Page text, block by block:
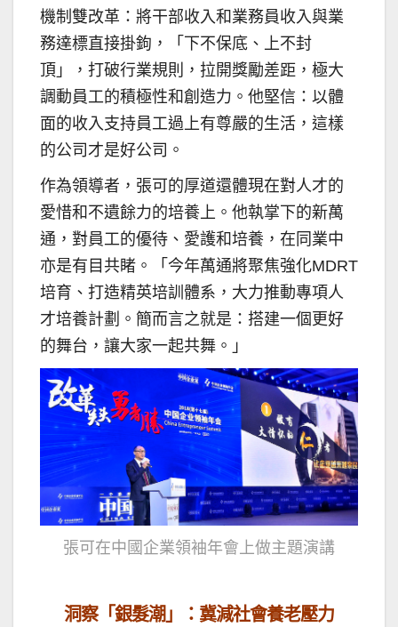
機制雙改革：將干部收入和業務員收入與業
務達標直接掛鉤，「下不保底、上不封
頂」，打破行業規則，拉開獎勵差距，極大
調動員工的積極性和創造力。他堅信：以體
面的收入支持員工過上有尊嚴的生活，這樣
的公司才是好公司。
作為領導者，張可的厚道還體現在對人才的
愛惜和不遺餘力的培養上。他執掌下的新萬
通，對員工的優待、愛護和培養，在同業中
亦是有目共睹。「今年萬通將聚焦強化MDRT
培育、打造精英培訓體系，大力推動專項人
才培養計劃。簡而言之就是：搭建一個更好
的舞台，讓大家一起共舞。」
張可在中國企業領袖年會上做主題演講
洞察「銀髮潮」：冀減社會養老壓力